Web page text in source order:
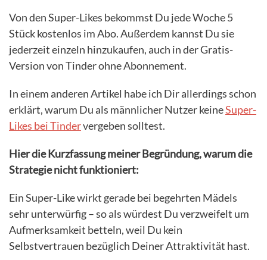
Von den Super-Likes bekommst Du jede Woche 5
Stück kostenlos im Abo. Außerdem kannst Du sie
jederzeit einzeln hinzukaufen, auch in der Gratis-
Version von Tinder ohne Abonnement.
In einem anderen Artikel habe ich Dir allerdings schon
erklärt, warum Du als männlicher Nutzer keineSuper-
Likes bei Tindervergeben solltest.
Hier die Kurzfassung meiner Begründung, warum die
Strategie nicht funktioniert:
Ein Super-Like wirkt gerade bei begehrten Mädels
sehr unterwürfig – so als würdest Du verzweifelt um
Aufmerksamkeit betteln, weil Du kein
Selbstvertrauen bezüglich Deiner Attraktivität hast.